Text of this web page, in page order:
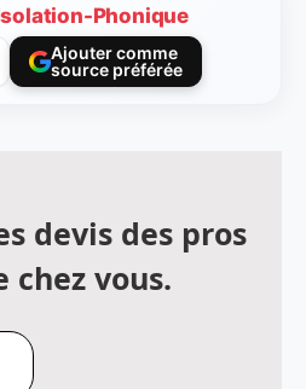
Phonique
Ajouter comme
source préférée
devis des pros
chez vous.